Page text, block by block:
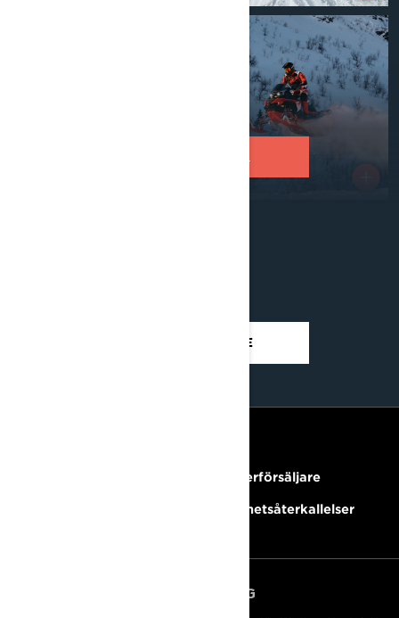
UPPTÄCK RAVE RE
Bli Återförsäljare
Säkerhetsåterkallelser
REGISTRERA DIG